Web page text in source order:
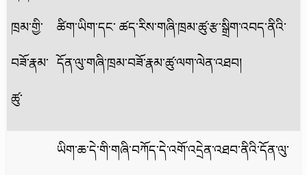
ཁྲམ་གྱི་
བཟོ་རྣམ་
ཚུ་
ཚིག་ཡིག་དང་ ཚད་རིས་གཞི་ཁྲམ་ཚུ་རྩ་སྒྲིག་འབད་ནིའི་
དོན་ལུ་གཞི་ཁྲམ་བཟོ་རྣམ་ཚུ་ལག་ལེན་འཐབ།
ཡིག་ཆ་དེ་གི་གཞི་བཀོད་དེ་འགོ་འདྲེན་འཐབ་ནིའི་དོན་ལུ་